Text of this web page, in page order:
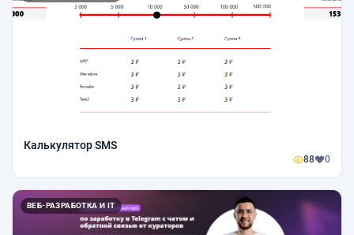
Калькулятор SMS
88 0
ВЕБ-РАЗРАБОТКА И IT